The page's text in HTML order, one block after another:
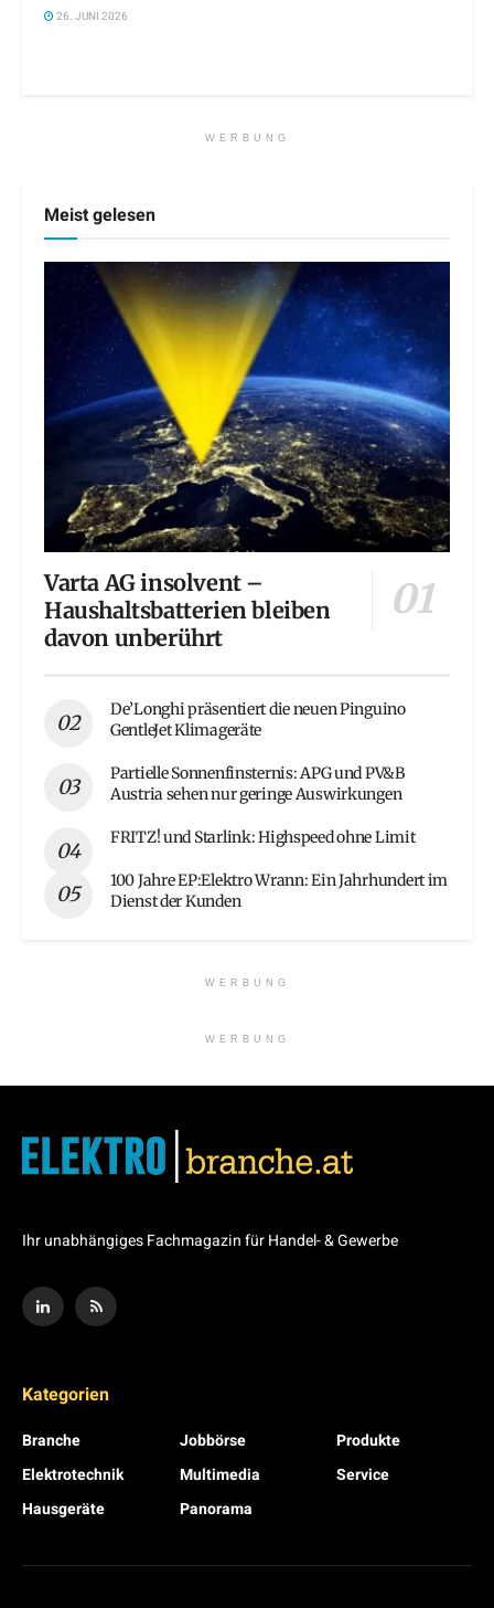
26. JUNI 2026
WERBUNG
Meist gelesen
Varta AG insolvent –
Haushaltsbatterien bleiben
davon unberührt
De’Longhi präsentiert die neuen Pinguino
GentleJet Klimageräte
Partielle Sonnenfinsternis: APG und PV&B
Austria sehen nur geringe Auswirkungen
FRITZ! und Starlink: Highspeed ohne Limit
100 Jahre EP:Elektro Wrann: Ein Jahrhundert im
Dienst der Kunden
WERBUNG
WERBUNG
Ihr unabhängiges Fachmagazin für Handel- & Gewerbe
Kategorien
Branche
Elektrotechnik
Hausgeräte
Jobbörse
Multimedia
Panorama
Produkte
Service